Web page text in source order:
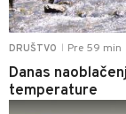
DRUŠTVO Pre 59 min
Danas
temperature